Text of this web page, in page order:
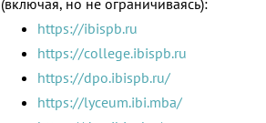
(включая, но не ограничиваясь):
https://ibispb.ru
https://college.ibispb.ru
https://dpo.ibispb.ru/
https://lyceum.ibi.mba/